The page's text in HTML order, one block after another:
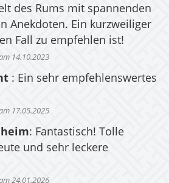
des Rums mit spannenden
Anekdoten. Ein kurzweiliger
Fall zu empfehlen ist!
14.10.2023
: Ein sehr empfehlenswertes
17.05.2025
: Fantastisch! Tolle
und sehr leckere
24.01.2026